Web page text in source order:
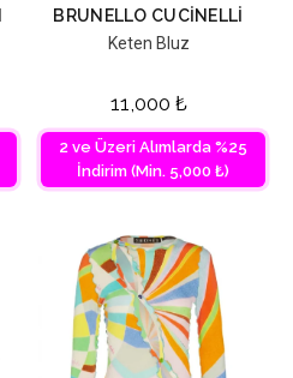
BRUNELLO CUCINELLI
Keten Bluz
11,000 ₺
2 ve Üzeri Alımlarda %25
İndirim (Min. 5,000 ₺)